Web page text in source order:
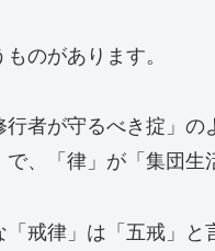
ものがあります。
行者が守るべき掟」
、「律」が「集団生
戒律」は「五戒」と